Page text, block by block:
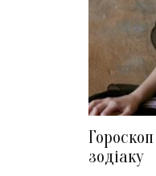
зодіаку